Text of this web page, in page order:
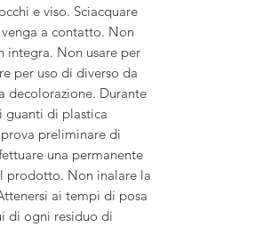
e viso. Sciacquare
a contatto. Non
integra. Non usare per
per uso di diverso da
decolorazione. Durante
guanti di plastica
preliminare di
una permanente
prodotto. Non inalare la
ai tempi di posa
di ogni residuo di